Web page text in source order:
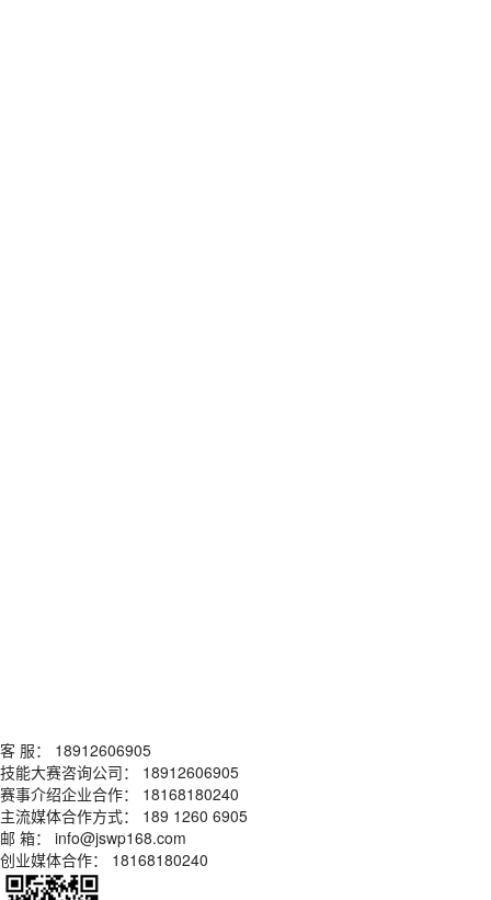
客 服： 18912606905
技能大赛咨询公司： 18912606905
赛事介绍企业合作： 18168180240
主流媒体合作方式： 189 1260 6905
邮 箱： info@jswp168.com
创业媒体合作： 18168180240